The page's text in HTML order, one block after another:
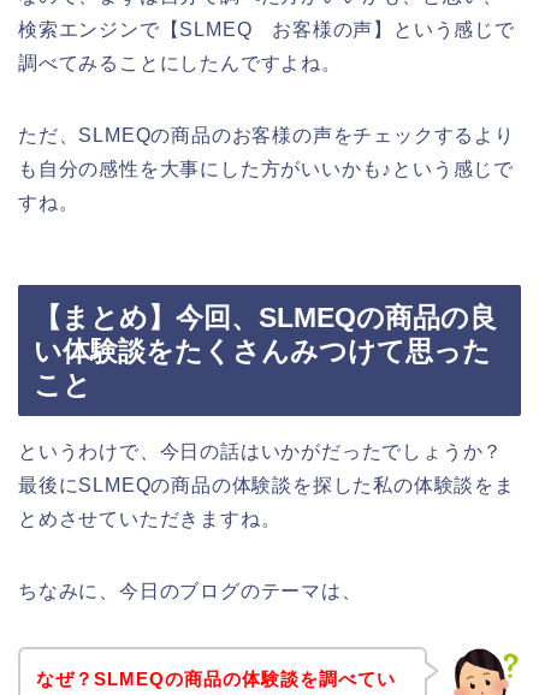
検索エンジンで【SLMEQ お客様の声】という感じで
調べてみることにしたんですよね。
ただ、SLMEQの商品のお客様の声をチェックするより
も自分の感性を大事にした方がいいかも♪という感じで
すね。
【まとめ】今回、SLMEQの商品の良
い体験談をたくさんみつけて思った
こと
というわけで、今日の話はいかがだったでしょうか？
最後にSLMEQの商品の体験談を探した私の体験談をま
とめさせていただきますね。
ちなみに、今日のブログのテーマは、
なぜ？SLMEQの商品の体験談を調べてい